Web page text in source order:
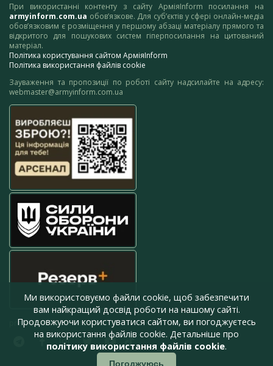
При використанні контенту з сайту АрміяInform посилання на
armyinform.com.ua обов’язкове. Для суб’єктів у сфері онлайн-медіа
обов’язковим є розміщення у першому абзаці матеріалу прямого та
відкритого для пошукових систем гіперпосилання на цитований
матеріал.
Політика користування сайтом АрміяInform
Політика використання файлів cookie
Зауваження та пропозиції по роботі сайту надсилайте на адресу:
webmaster@armyinform.com.ua
press@armyinform.com.ua
Ми використовуємо файли cookie, щоб забезпечити
вам найкращий досвід роботи на нашому сайті.
Продовжуючи користуватися сайтом, ви погоджуєтесь
на використання файлів cookie. Детальніше про
політику використання файлів cookie.
Погоджуюсь